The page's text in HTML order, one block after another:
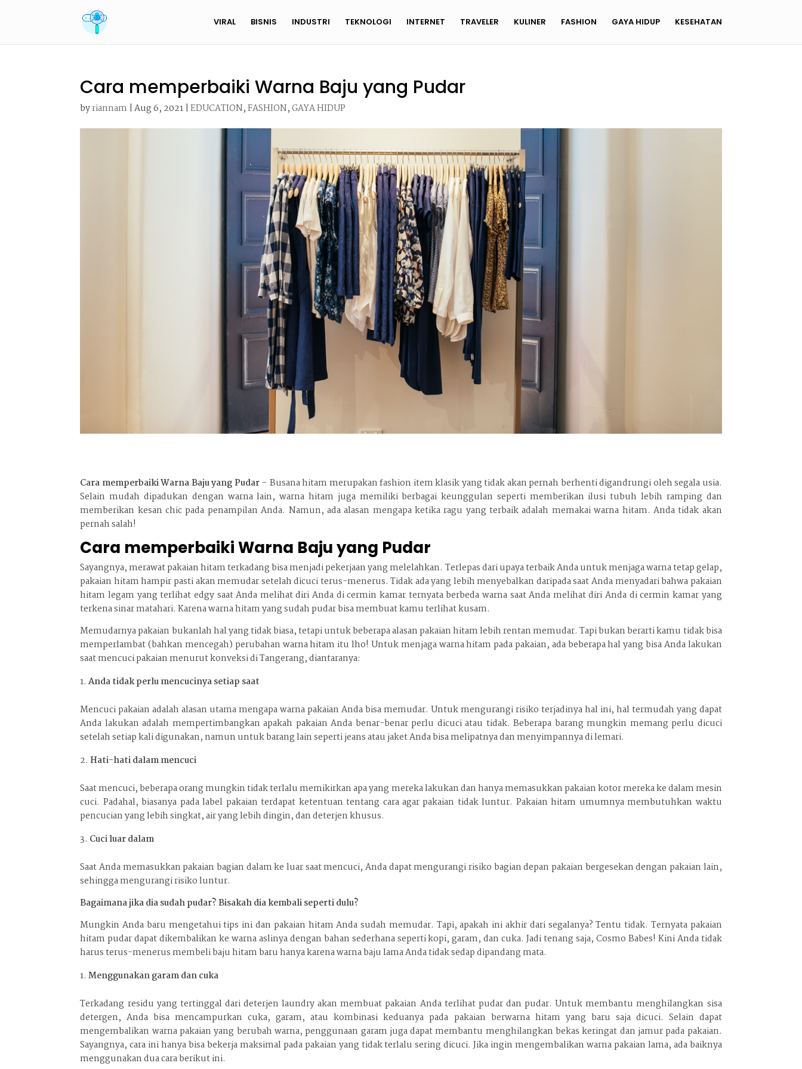
VIRAL BISNIS INDUSTRI TEKNOLOGI INTERNET TRAVELER KULINER FASHION GAYA HIDUP KESEHATAN
Cara memperbaiki Warna Baju yang Pudar
byriannam |Aug 6, 2021 |EDUCATION,FASHION,GAYA HIDUP
Cara memperbaiki Warna Baju yang Pudar– Busana hitam merupakan fashion item klasik yang tidak akan pernah berhenti digandrungi oleh segala usia.
Selain mudah dipadukan dengan warna lain, warna hitam juga memiliki berbagai keunggulan seperti memberikan ilusi tubuh lebih ramping dan
memberikan kesan chic pada penampilan Anda. Namun, ada alasan mengapa ketika ragu yang terbaik adalah memakai warna hitam. Anda tidak akan
pernah salah!
Cara memperbaiki Warna Baju yang Pudar
Sayangnya, merawat pakaian hitam terkadang bisa menjadi pekerjaan yang melelahkan. Terlepas dari upaya terbaik Anda untuk menjaga warna tetap gelap,
pakaian hitam hampir pasti akan memudar setelah dicuci terus-menerus. Tidak ada yang lebih menyebalkan daripada saat Anda menyadari bahwa pakaian
hitam legam yang terlihat edgy saat Anda melihat diri Anda di cermin kamar ternyata berbeda warna saat Anda melihat diri Anda di cermin kamar yang
terkena sinar matahari. Karena warna hitam yang sudah pudar bisa membuat kamu terlihat kusam.
Memudarnya pakaian bukanlah hal yang tidak biasa, tetapi untuk beberapa alasan pakaian hitam lebih rentan memudar. Tapi bukan berarti kamu tidak bisa
memperlambat (bahkan mencegah) perubahan warna hitam itu lho! Untuk menjaga warna hitam pada pakaian, ada beberapa hal yang bisa Anda lakukan
saat mencuci pakaian menurut konveksi di Tangerang, diantaranya:
Anda tidak perlu mencucinya setiap saat
Mencuci pakaian adalah alasan utama mengapa warna pakaian Anda bisa memudar. Untuk mengurangi risiko terjadinya hal ini, hal termudah yang dapat
Anda lakukan adalah mempertimbangkan apakah pakaian Anda benar-benar perlu dicuci atau tidak. Beberapa barang mungkin memang perlu dicuci
setelah setiap kali digunakan, namun untuk barang lain seperti jeans atau jaket Anda bisa melipatnya dan menyimpannya di lemari.
Hati-hati dalam mencuci
Saat mencuci, beberapa orang mungkin tidak terlalu memikirkan apa yang mereka lakukan dan hanya memasukkan pakaian kotor mereka ke dalam mesin
cuci. Padahal, biasanya pada label pakaian terdapat ketentuan tentang cara agar pakaian tidak luntur. Pakaian hitam umumnya membutuhkan waktu
pencucian yang lebih singkat, air yang lebih dingin, dan deterjen khusus.
Cuci luar dalam
Saat Anda memasukkan pakaian bagian dalam ke luar saat mencuci, Anda dapat mengurangi risiko bagian depan pakaian bergesekan dengan pakaian lain,
sehingga mengurangi risiko luntur.
Bagaimana jika dia sudah pudar? Bisakah dia kembali seperti dulu?
Mungkin Anda baru mengetahui tips ini dan pakaian hitam Anda sudah memudar. Tapi, apakah ini akhir dari segalanya? Tentu tidak. Ternyata pakaian
hitam pudar dapat dikembalikan ke warna aslinya dengan bahan sederhana seperti kopi, garam, dan cuka. Jadi tenang saja, Cosmo Babes! Kini Anda tidak
harus terus-menerus membeli baju hitam baru hanya karena warna baju lama Anda tidak sedap dipandang mata.
Menggunakan garam dan cuka
Terkadang residu yang tertinggal dari deterjen laundry akan membuat pakaian Anda terlihat pudar dan pudar. Untuk membantu menghilangkan sisa
detergen, Anda bisa mencampurkan cuka, garam, atau kombinasi keduanya pada pakaian berwarna hitam yang baru saja dicuci. Selain dapat
mengembalikan warna pakaian yang berubah warna, penggunaan garam juga dapat membantu menghilangkan bekas keringat dan jamur pada pakaian.
Sayangnya, cara ini hanya bisa bekerja maksimal pada pakaian yang tidak terlalu sering dicuci. Jika ingin mengembalikan warna pakaian lama, ada baiknya
menggunakan dua cara berikut ini.